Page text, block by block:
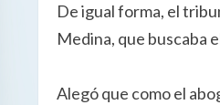
De igual forma, el
Medina, que buscaba
Alegó que como el